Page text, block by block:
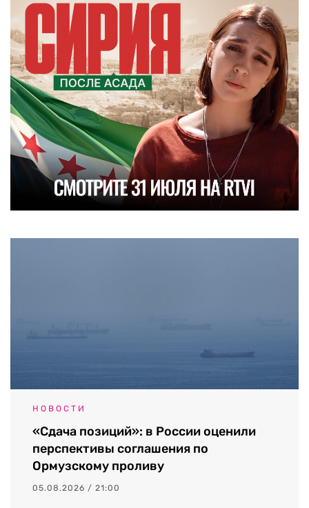
НОВОСТИ
«Сдача позиций»: в России оценили
перспективы соглашения по
Ормузскому проливу
05.08.2026 / 21:00